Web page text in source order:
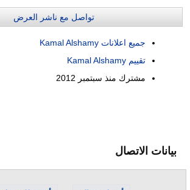
تواصل مع ناشر العرض
جميع اعلانات Kamal Alshamy
تقييم Kamal Alshamy
مشترك منذ سبتمبر 2012
بيانات الاتصال